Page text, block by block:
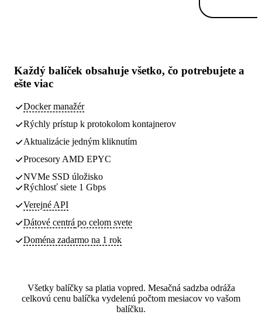
Každý balíček obsahuje všetko, čo potrebujete a
ešte viac
Docker manažér
Rýchly prístup k protokolom kontajnerov
Aktualizácie jedným kliknutím
Procesory AMD EPYC
NVMe SSD úložisko
Rýchlosť siete 1 Gbps
Verejné API
Dátové centrá po celom svete
Doména zadarmo na 1 rok
Všetky balíčky sa platia vopred. Mesačná sadzba odráža
celkovú cenu balíčka vydelenú počtom mesiacov vo vašom
balíčku.